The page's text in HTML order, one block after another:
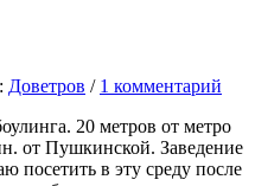
Доветров / 1 комментарий
20 метров от метро
от Пушкинской. Заведение
посетить в эту среду после